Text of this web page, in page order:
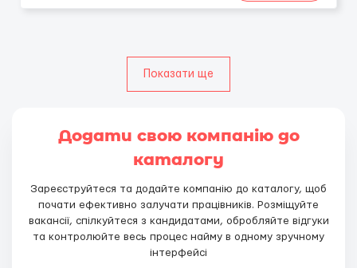
Показати ще
Додати свою компанію до
каталогу
Зареєструйтеся та додайте компанію до каталогу, щоб
почати ефективно залучати працівників. Розміщуйте
вакансії, спілкуйтеся з кандидатами, обробляйте відгуки
та контролюйте весь процес найму в одному зручному
інтерфейсі